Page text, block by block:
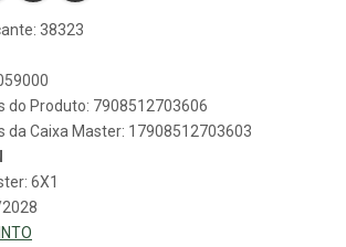
38323
do Produto: 7908512703606
da Caixa Master: 17908512703603
6X1